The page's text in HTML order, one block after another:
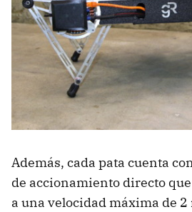
Además, cada pata cuenta
de accionamiento directo
a una velocidad máxima de